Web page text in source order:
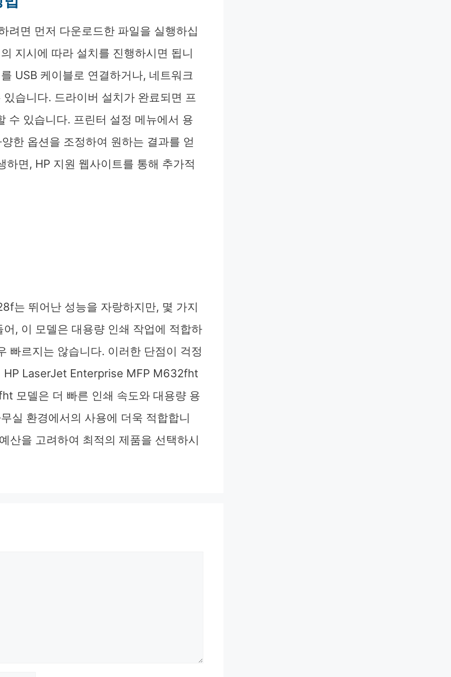
려면 먼저 다운로드한 파일을 실행하십
지시에 따라 설치를 진행하시면 됩니
USB 케이블로 연결하거나, 네트워크
습니다. 드라이버 설치가 완료되면 프
수 있습니다. 프린터 설정 메뉴에서 용
한 옵션을 조정하여 원하는 결과를 얻
면, HP 지원 웹사이트를 통해 추가적
는 뛰어난 성능을 자랑하지만, 몇 가지
, 이 모델은 대용량 인쇄 작업에 적합하
빠르지는 않습니다. 이러한 단점이 걱정
HP LaserJet Enterprise MFP M632fht
모델은 더 빠른 인쇄 속도와 대용량 용
실 환경에서의 사용에 더욱 적합합니
산을 고려하여 최적의 제품을 선택하시